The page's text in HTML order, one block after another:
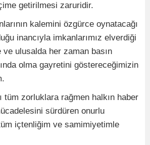
getirilmesi zaruridir.
kalemini özgürce oynatacağı
inancıyla imkanlarımız elverdiği
ulusalda her zaman basın
olma gayretini göstereceğimizin
tüm zorluklara rağmen halkın haber
sürdüren onurlu
içtenliğim ve samimiyetimle